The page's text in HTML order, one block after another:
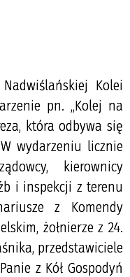
Kolei
pn. „Kolej na
która odbywa się
wydarzeniu licznie
kierownicy
i inspekcji z terenu
z Komendy
żołnierze z 24.
przedstawiciele
z Kół Gospodyń